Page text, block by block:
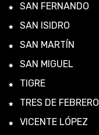
SAN FERNANDO
SAN ISIDRO
SAN MARTÍN
SAN MIGUEL
TIGRE
TRES DE FEBRERO
VICENTE LÓPEZ